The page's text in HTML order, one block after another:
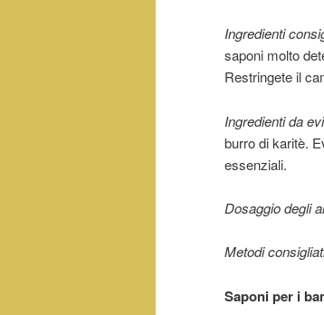
Ingredienti
saponi molto
Restringete il
Ingredienti da
burro di karitè.
essenziali.
Dosaggio degli
Metodi
Saponi per i